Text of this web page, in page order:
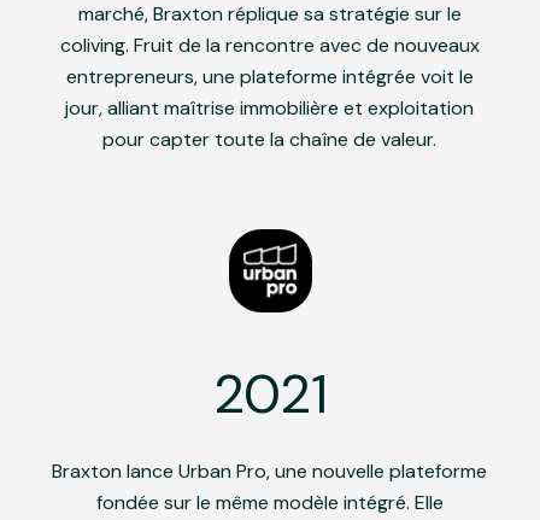
marché, Braxton réplique sa stratégie sur le
coliving. Fruit de la rencontre avec de nouveaux
entrepreneurs, une plateforme intégrée voit le
jour, alliant maîtrise immobilière et exploitation
pour capter toute la chaîne de valeur.
2021
Braxton lance Urban Pro, une nouvelle plateforme
fondée sur le même modèle intégré. Elle